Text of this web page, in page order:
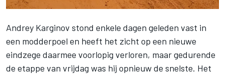
Andrey Karginov stond enkele dagen geleden vast in
een modderpoel en heeft het zicht op een nieuwe
eindzege daarmee voorlopig verloren, maar gedurende
de etappe van vrijdag was hij opnieuw de snelste. Het